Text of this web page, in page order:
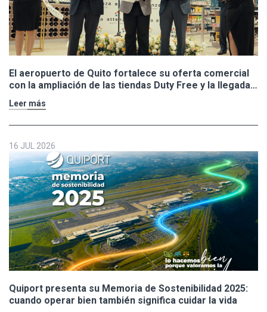
El aeropuerto de Quito fortalece su oferta comercial
con la ampliación de las tiendas Duty Free y la llegada
de Polo Ralph Lauren y Adidas
Leer más
16 JUL 2026
Quiport presenta su Memoria de Sostenibilidad 2025:
cuando operar bien también significa cuidar la vida